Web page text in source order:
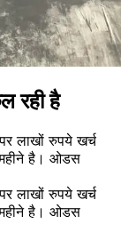
रही है
लाखों रुपये खर्च
है। ओडस
लाखों रुपये खर्च
है। ओडस